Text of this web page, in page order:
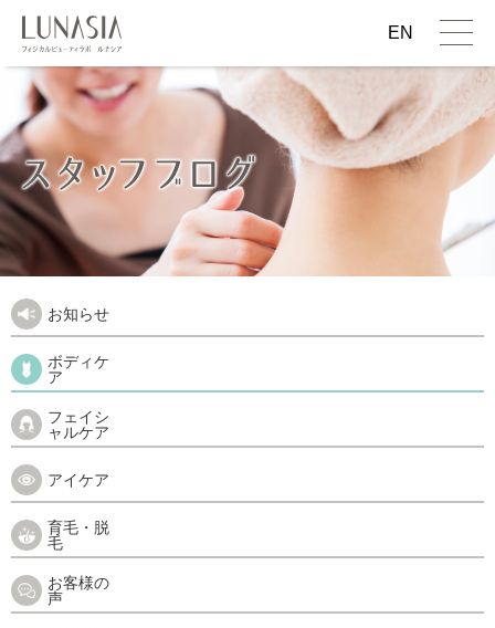
EN
お知らせ
ボディケ
ア
フェイシ
ャルケア
アイケア
育毛・脱
毛
お客様の
声